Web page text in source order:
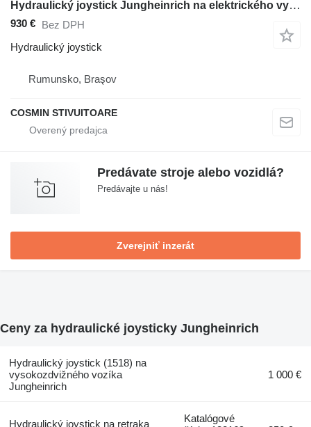
Hydraulický joystick Jungheinrich na elektrického vysokozdvižného vozíka
930 € Bez DPH
Hydraulický joystick
Rumunsko, Braşov
COSMIN STIVUITOARE
Predávate stroje alebo vozidlá?
Predávajte u nás!
Zverejniť inzerát
Ceny za hydraulické joysticky Jungheinrich
Hydraulický joystick (1518) na
vysokozdvižného vozíka
Jungheinrich
1 000 €
Hydraulický joystick na retraka
Katalógové